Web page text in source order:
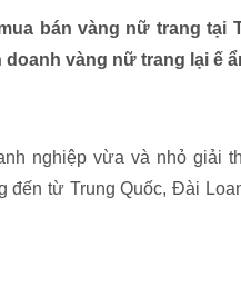
bán vàng nữ trang tại
vàng nữ trang lại ế
nghiệp vừa và nhỏ giải
đến từ Trung Quốc, Đài